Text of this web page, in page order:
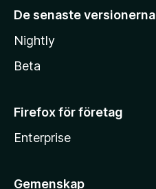
De senaste versionerna
Nightly
Beta
Firefox för företag
Enterprise
Gemenskap